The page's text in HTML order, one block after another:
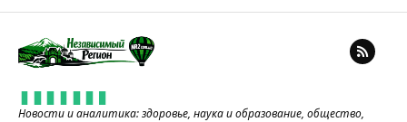
Новости и аналитика: здоровье, наука и образование, общество,